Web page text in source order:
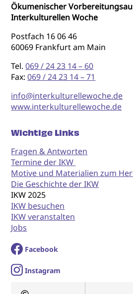
Ökumenischer
Interkulturellen Woche
Postfach 16 06 46
60069 Frankfurt am Main
Tel.069 / 24 23 14 – 60
Fax:069 / 24 23 14 – 71
info@interkulturellewoche.de
www.interkulturellewoche.de
Wichtige Links
Fragen & Antworten
Termine der IKW
Motive und Materialien zum
Die Geschichte der IKW
IKW 2025
IKW besuchen
IKW veranstalten
Jobs
Facebook
Instagram